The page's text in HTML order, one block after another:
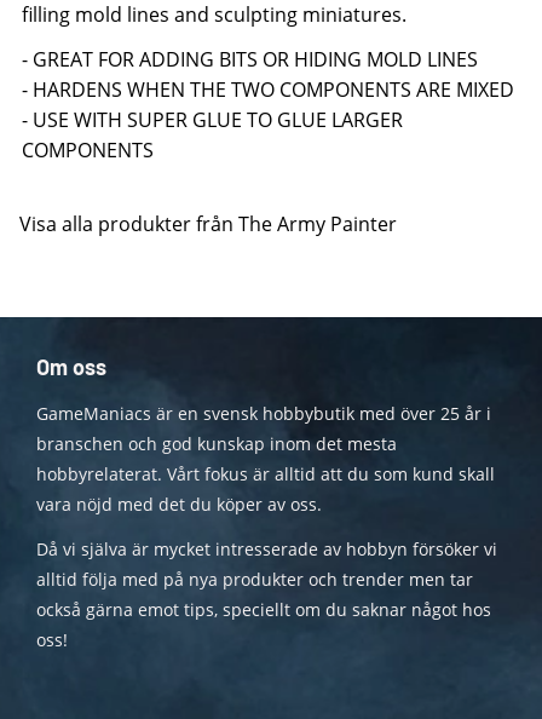
filling mold lines and sculpting miniatures.
- GREAT FOR ADDING BITS OR HIDING MOLD LINES
- HARDENS WHEN THE TWO COMPONENTS ARE MIXED
- USE WITH SUPER GLUE TO GLUE LARGER
COMPONENTS
Visa alla produkter från The Army Painter
Om oss
GameManiacs är en svensk hobbybutik med över 25 år i
branschen och god kunskap inom det mesta
hobbyrelaterat. Vårt fokus är alltid att du som kund skall
vara nöjd med det du köper av oss.
Då vi själva är mycket intresserade av hobbyn försöker vi
alltid följa med på nya produkter och trender men tar
också gärna emot tips, speciellt om du saknar något hos
oss!